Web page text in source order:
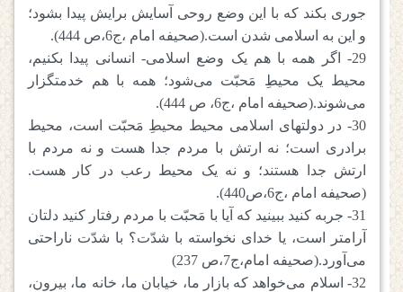
جوری بکند که با این وضع روحی آسایش برایش پیدا بشود؛
و این به اسلامی شدن است.(صحیفه امام ،ج6،ص 444).
29- اگر همه با هم یک وضع اسلامی- انسانی پیدا بکنیم،
محیط یک محیطِ مَحبّت می‌شود؛ همه با هم خدمتگزار
می‌شوند.(صحیفه امام ،ج6، ص 444).
30- در دولتهای اسلامی محیط محیطِ مَحبّت است، محیط
برادری است؛ نه ارتش با مردم جدا هست و نه مردم با
ارتش جدا هستند؛ و نه یک محیط رعب در کار هست.
(صحیفه امام ،ج6،ص440).
31- جربه کنید ببینید که آیا با مَحبّت با مردم رفتار کنید دلتان
آرامتر است، یا خدای نخواسته با شدّت؟ با شدّت ناراحتی
می‌آورد.(صحیفه امام،ج7،ص 237)
32- اسلام می‌خواهد که بازار ما، خیابان ما، خانه ما، بیرون،